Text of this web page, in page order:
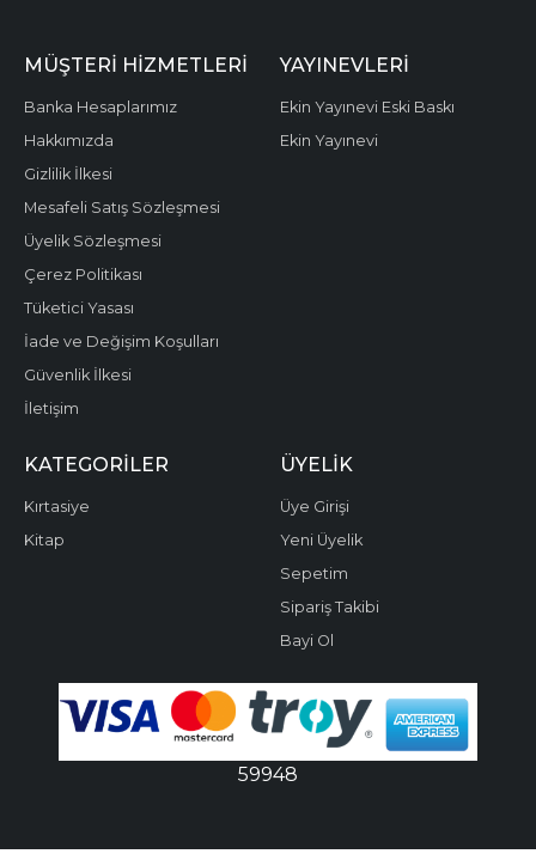
MÜŞTERI HIZMETLERI
Banka Hesaplarımız
Hakkımızda
Gizlilik İlkesi
Mesafeli Satış Sözleşmesi
Üyelik Sözleşmesi
Çerez Politikası
Tüketici Yasası
İade ve Değişim Koşulları
Güvenlik İlkesi
İletişim
YAYINEVLERI
Ekin Yayınevi Eski Baskı
Ekin Yayınevi
KATEGORILER
Kırtasiye
Kitap
ÜYELIK
Üye Girişi
Yeni Üyelik
Sepetim
Sipariş Takibi
Bayi Ol
59948